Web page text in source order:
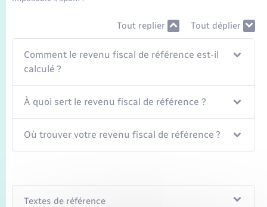
Tout replier Tout déplier
Comment le revenu fiscal de référence est-il
calculé ?
À quoi sert le revenu fiscal de référence ?
Où trouver votre revenu fiscal de référence ?
Textes de référence